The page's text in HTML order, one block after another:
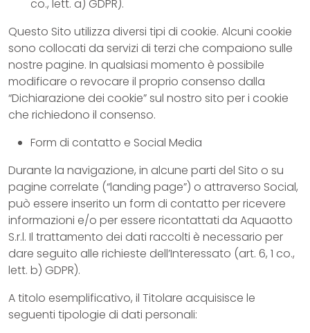
co., lett. a) GDPR).
Questo Sito utilizza diversi tipi di cookie. Alcuni cookie
sono collocati da servizi di terzi che compaiono sulle
nostre pagine. In qualsiasi momento è possibile
modificare o revocare il proprio consenso dalla
“Dichiarazione dei cookie” sul nostro sito per i cookie
che richiedono il consenso.
Form di contatto e Social Media
Durante la navigazione, in alcune parti del Sito o su
pagine correlate (“landing page”) o attraverso Social,
può essere inserito un form di contatto per ricevere
informazioni e/o per essere ricontattati da Aquaotto
S.r.l. Il trattamento dei dati raccolti è necessario per
dare seguito alle richieste dell’Interessato (art. 6, 1 co.,
lett. b) GDPR).
A titolo esemplificativo, il Titolare acquisisce le
seguenti tipologie di dati personali: